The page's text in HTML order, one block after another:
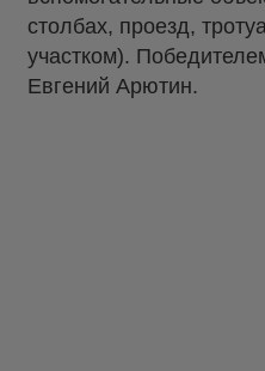
столбах, проезд,
участком).
Евгений Арютин.